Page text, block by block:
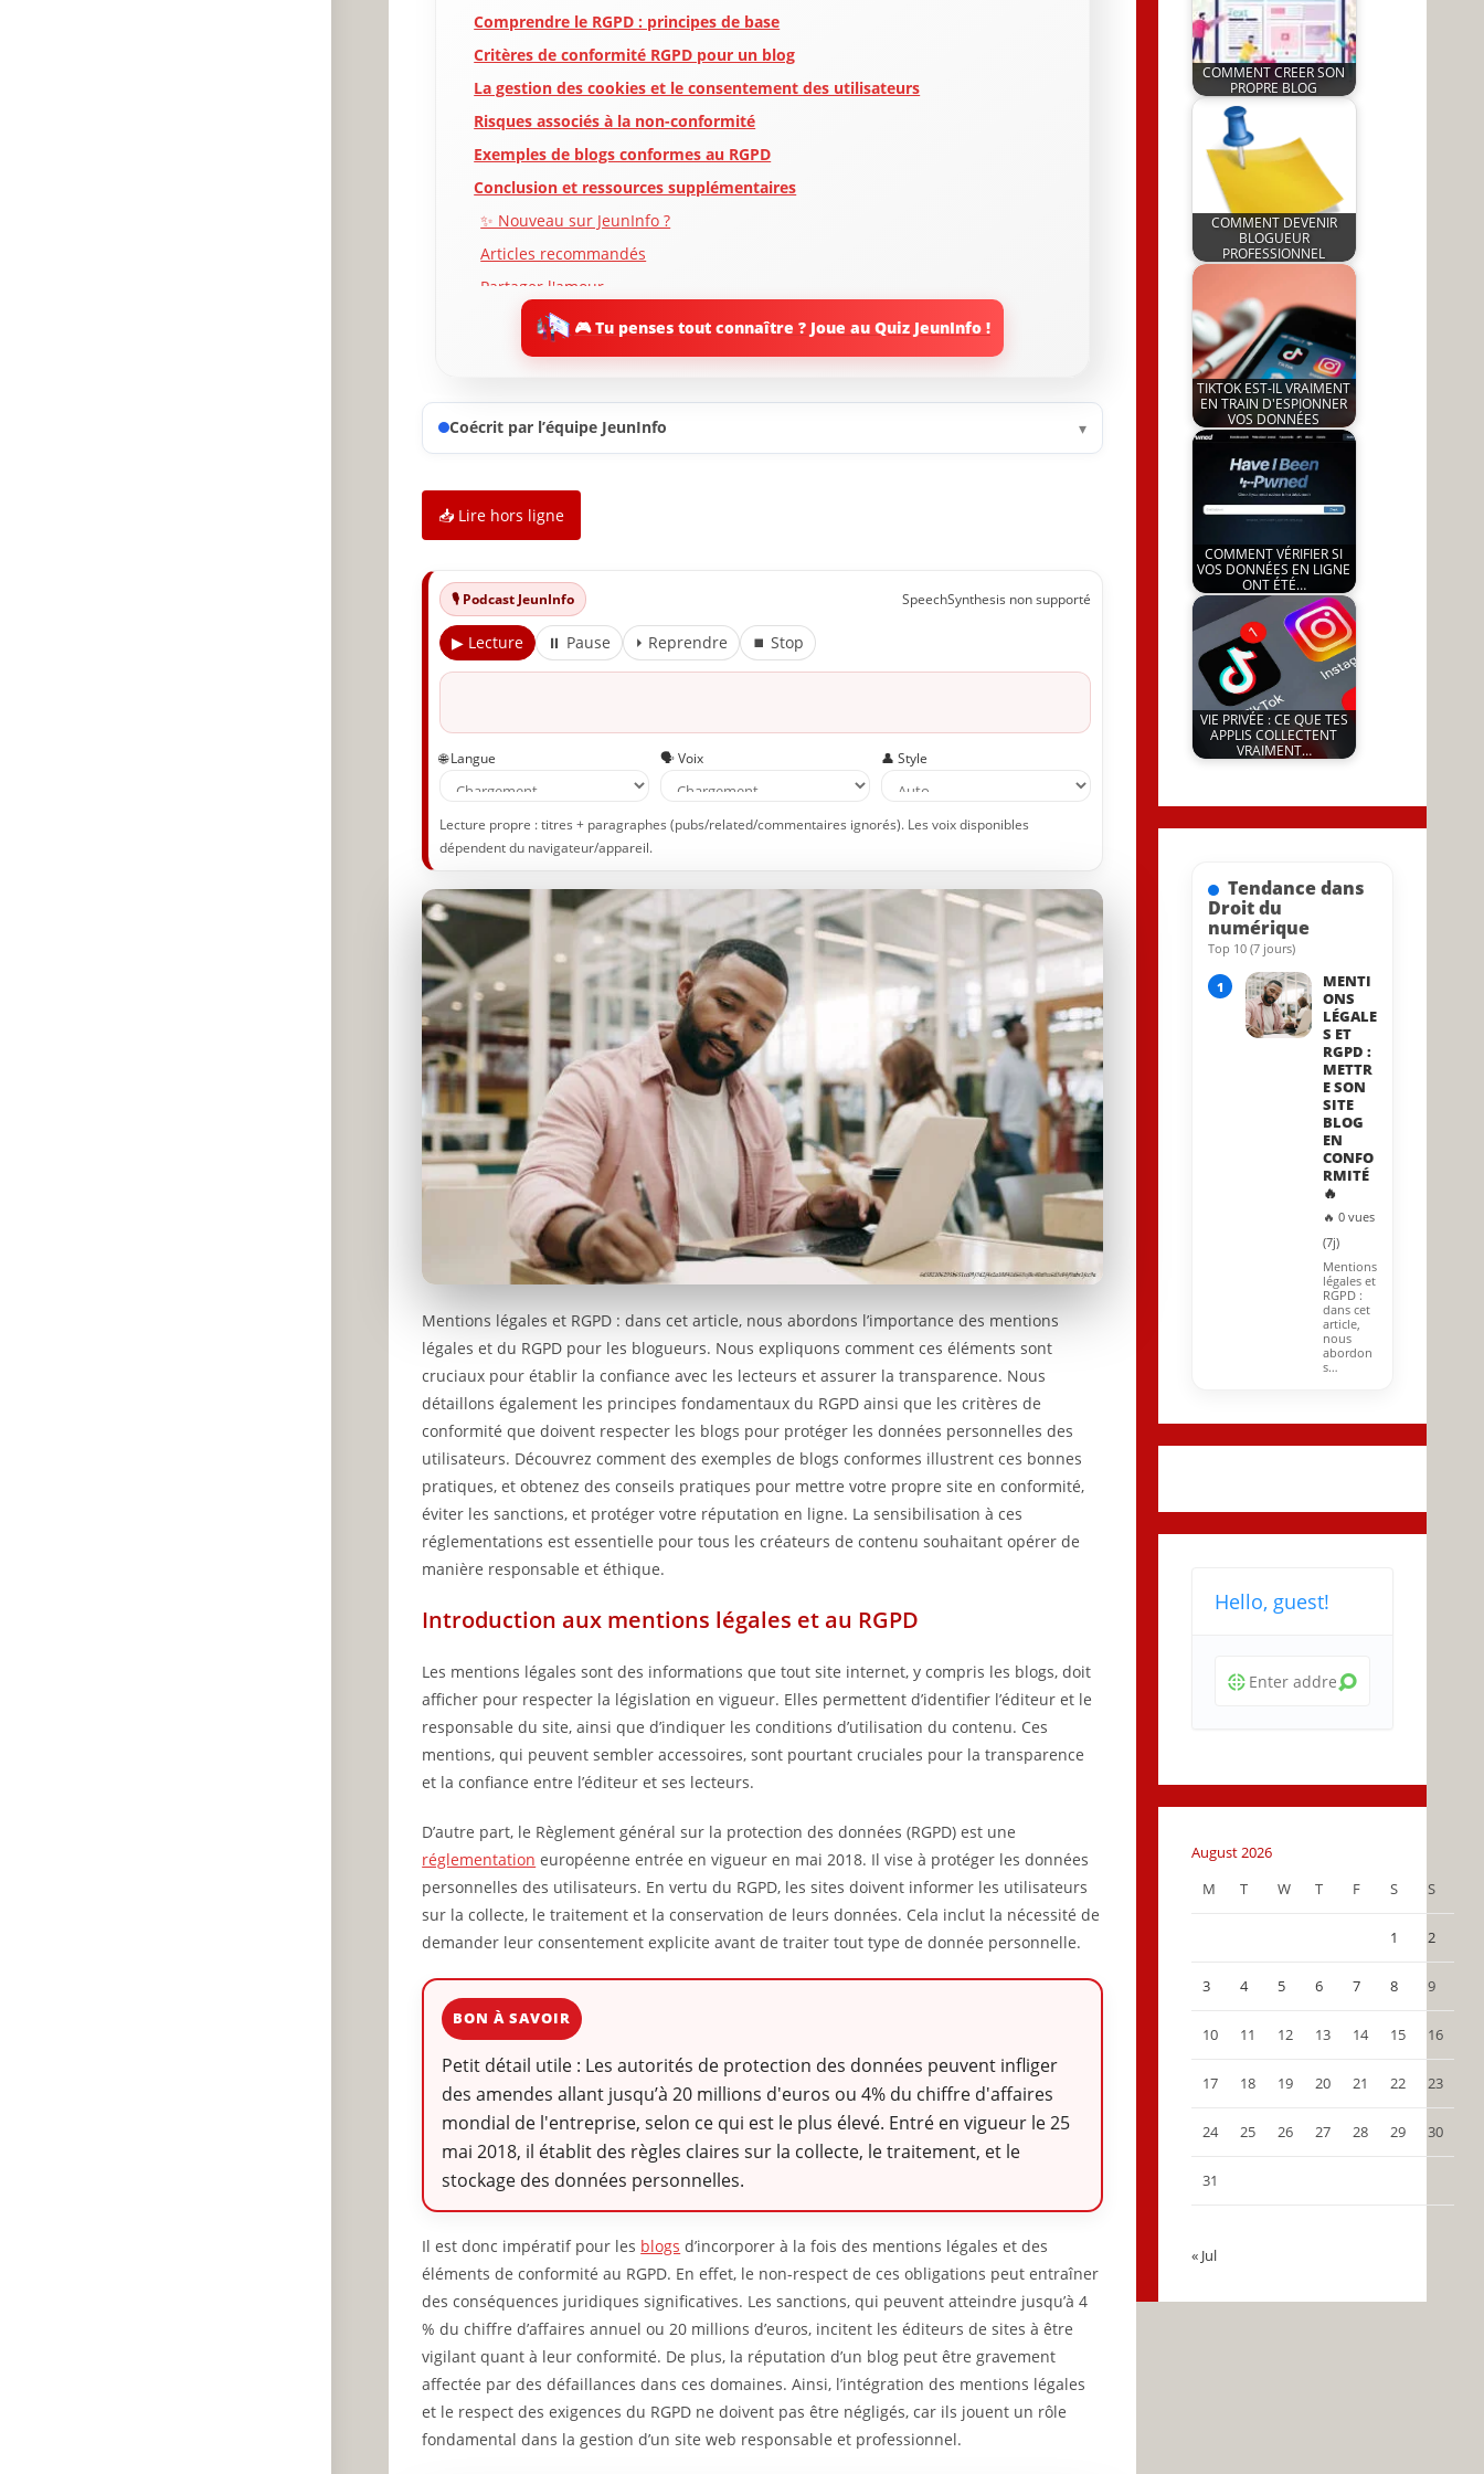
Comprendre le RGPD : principes de base
Critères de conformité RGPD pour un blog
La gestion des cookies et le consentement des utilisateurs
Risques associés à la non-conformité
Exemples de blogs conformes au RGPD
Conclusion et ressources supplémentaires
✨ Nouveau sur JeunInfo ?
Articles recommandés
Partager l'amour
🎮 Tu penses tout connaître ? Joue au Quiz JeunInfo !
Coécrit par l’équipe JeunInfo ▾
📥 Lire hors ligne
🎙️ Podcast JeunInfo SpeechSynthesis non supporté
▶ Lecture ⏸ Pause ⏵ Reprendre ⏹ Stop
🌐 Langue 🗣️ Voix 👤 Style
Lecture propre : titres + paragraphes (pubs/related/commentaires ignorés). Les voix disponibles
dépendent du navigateur/appareil.
Mentions légales et RGPD : dans cet article, nous abordons l’importance des mentions
légales et du RGPD pour les blogueurs. Nous expliquons comment ces éléments sont
cruciaux pour établir la confiance avec les lecteurs et assurer la transparence. Nous
détaillons également les principes fondamentaux du RGPD ainsi que les critères de
conformité que doivent respecter les blogs pour protéger les données personnelles des
utilisateurs. Découvrez comment des exemples de blogs conformes illustrent ces bonnes
pratiques, et obtenez des conseils pratiques pour mettre votre propre site en conformité,
éviter les sanctions, et protéger votre réputation en ligne. La sensibilisation à ces
réglementations est essentielle pour tous les créateurs de contenu souhaitant opérer de
manière responsable et éthique.
Introduction aux mentions légales et au RGPD
Les mentions légales sont des informations que tout site internet, y compris les blogs, doit
afficher pour respecter la législation en vigueur. Elles permettent d’identifier l’éditeur et le
responsable du site, ainsi que d’indiquer les conditions d’utilisation du contenu. Ces
mentions, qui peuvent sembler accessoires, sont pourtant cruciales pour la transparence
et la confiance entre l’éditeur et ses lecteurs.
D’autre part, le Règlement général sur la protection des données (RGPD) est une
réglementation européenne entrée en vigueur en mai 2018. Il vise à protéger les données
personnelles des utilisateurs. En vertu du RGPD, les sites doivent informer les utilisateurs
sur la collecte, le traitement et la conservation de leurs données. Cela inclut la nécessité de
demander leur consentement explicite avant de traiter tout type de donnée personnelle.
BON À SAVOIR
Petit détail utile : Les autorités de protection des données peuvent infliger
des amendes allant jusqu’à 20 millions d'euros ou 4% du chiffre d'affaires
mondial de l'entreprise, selon ce qui est le plus élevé. Entré en vigueur le 25
mai 2018, il établit des règles claires sur la collecte, le traitement, et le
stockage des données personnelles.
Il est donc impératif pour les blogs d’incorporer à la fois des mentions légales et des
éléments de conformité au RGPD. En effet, le non-respect de ces obligations peut entraîner
des conséquences juridiques significatives. Les sanctions, qui peuvent atteindre jusqu’à 4
% du chiffre d’affaires annuel ou 20 millions d’euros, incitent les éditeurs de sites à être
vigilant quant à leur conformité. De plus, la réputation d’un blog peut être gravement
affectée par des défaillances dans ces domaines. Ainsi, l’intégration des mentions légales
et le respect des exigences du RGPD ne doivent pas être négligés, car ils jouent un rôle
fondamental dans la gestion d’un site web responsable et professionnel.
29 July 2022
COMMENT CREER SON
PROPRE BLOG
by
JeunInfo.J.l.
17 December 2024
COMMENT DEVENIR
BLOGUEUR
PROFESSIONNEL
by
JeunInfo.J.l.
23 July 2022
TIKTOK EST-IL VRAIMENT
EN TRAIN D'ESPIONNER
VOS DONNÉES
by
JeunInfo.J.l.
12 April 2026
COMMENT VÉRIFIER SI
VOS DONNÉES EN LIGNE
ONT ÉTÉ…
by
JeunInfo.J.l.
VIE PRIVÉE : CE QUE TES
APPLIS COLLECTENT
VRAIMENT…
1 April 2026
Tendance dans
Droit du
numérique
Top 10 (7 jours)
1
MENTI
ONS
LÉGALE
S ET
RGPD :
METTR
E SON
SITE
BLOG
EN
CONFO
RMITÉ
🔥
🔥 0 vues
(7j)
Mentions
légales et
RGPD :
dans cet
article,
nous
abordon
s…
Hello, guest!
August 2026
M
T W T F S S
1 2
3 4 5 6 7 8 9
10 11 12 13 14 15 16
17 18 19 20 21 22 23
24 25 26 27 28 29 30
31
« Jul